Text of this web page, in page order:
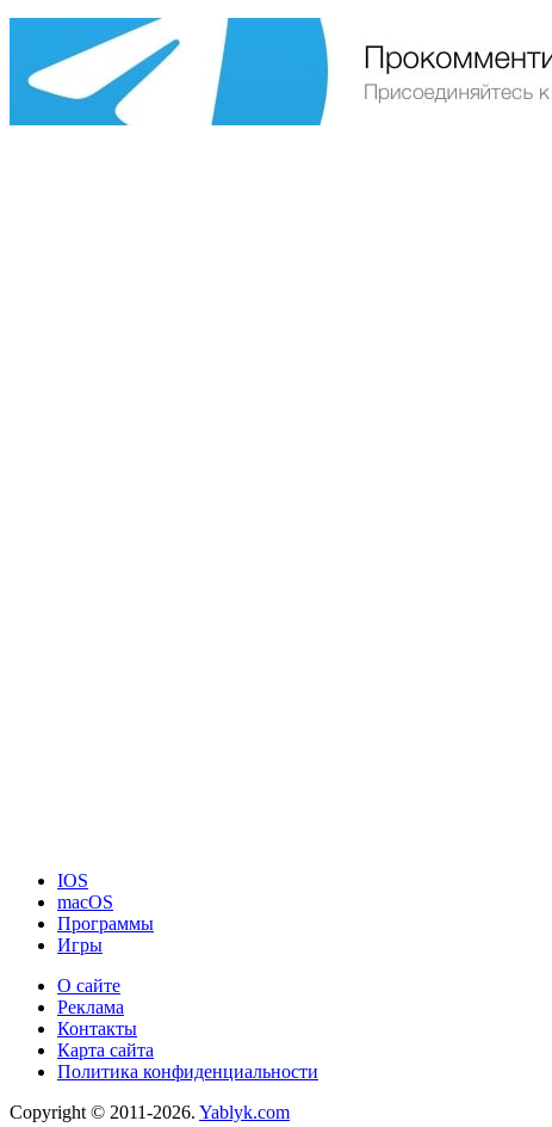
IOS
macOS
Программы
Игры
О сайте
Реклама
Контакты
Карта сайта
Политика конфиденциальности
Copyright © 2011-2026. Yablyk.сom